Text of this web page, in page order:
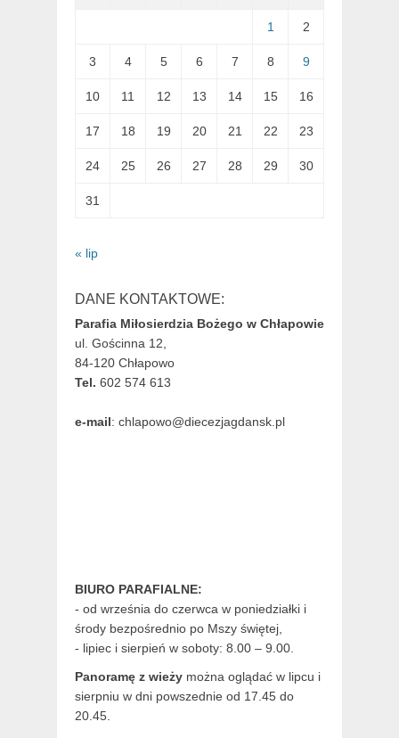
1 2
3 4 5 6 7 8 9
10 11 12 13 14 15 16
17 18 19 20 21 22 23
24 25 26 27 28 29 30
31
« lip
DANE KONTAKTOWE:
Parafia Miłosierdzia Bożego w Chłapowie
ul. Gościnna 12,
84-120 Chłapowo
Tel. 602 574 613
e-mail: chlapowo@diecezjagdansk.pl
BIURO PARAFIALNE:
- od września do czerwca w poniedziałki i
środy bezpośrednio po Mszy świętej,
- lipiec i sierpień w soboty: 8.00 – 9.00.
Panoramę z wieży można oglądać w lipcu i
sierpniu w dni powszednie od 17.45 do
20.45.